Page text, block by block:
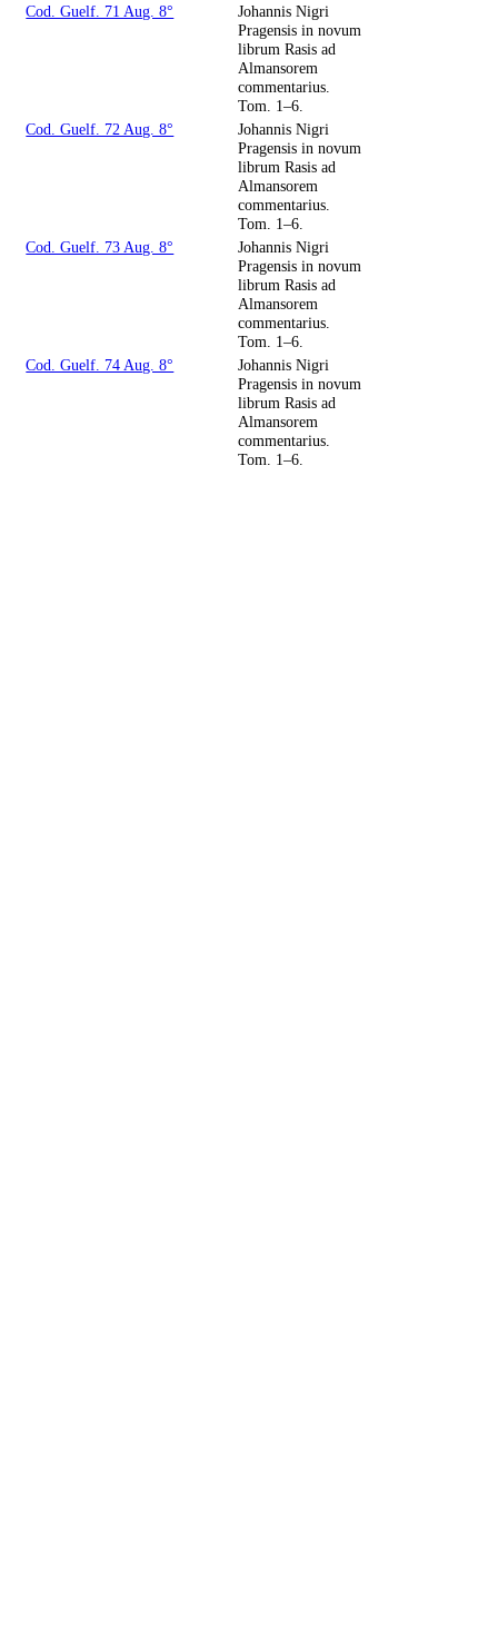
Cod. Guelf. 71 Aug. 8°
Johannis Nigri
Pragensis in novum
librum Rasis ad
Almansorem
commentarius.
Tom. 1–6.
Cod. Guelf. 72 Aug. 8°
Johannis Nigri
Pragensis in novum
librum Rasis ad
Almansorem
commentarius.
Tom. 1–6.
Cod. Guelf. 73 Aug. 8°
Johannis Nigri
Pragensis in novum
librum Rasis ad
Almansorem
commentarius.
Tom. 1–6.
Cod. Guelf. 74 Aug. 8°
Johannis Nigri
Pragensis in novum
librum Rasis ad
Almansorem
commentarius.
Tom. 1–6.